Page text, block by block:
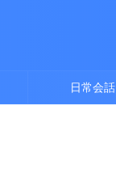
日常会話